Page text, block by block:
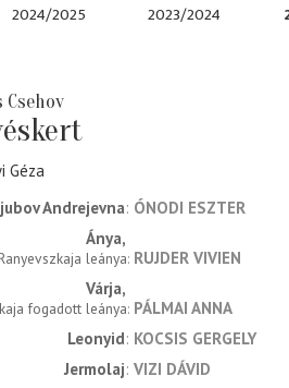
2024/2025 2023/2024
Csehov
Géza
Andrejevna ÓNODI ESZTER
Ánya
leánya RUJDER VIVIEN
Várja
fogadott leánya PÁLMAI ANNA
Leonyid KOCSIS GERGELY
Jermolaj VIZI DÁVID